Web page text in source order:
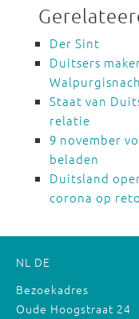
Der Sint
Duitsers
Staat van
relatie
9 november
beladen
Duitsland
corona op
NL DE
Bezoekadres
Oude Hoogstraat 24